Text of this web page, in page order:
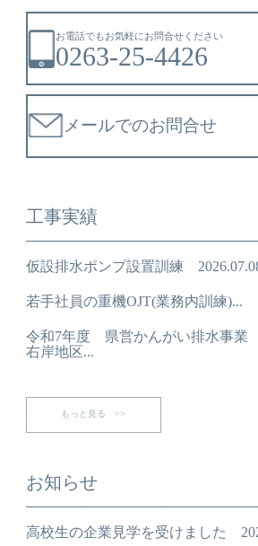
お電話でもお気軽にお問合せください
0263-25-4426
メールでのお問合せ
工事実績
仮設排水ポンプ設置訓練
若手社員の重機OJT(業務内訓練)...
令和7年度 県営かんがい排水
右岸地区...
もっと見る >>
お知らせ
高校生の企業見学を受けました